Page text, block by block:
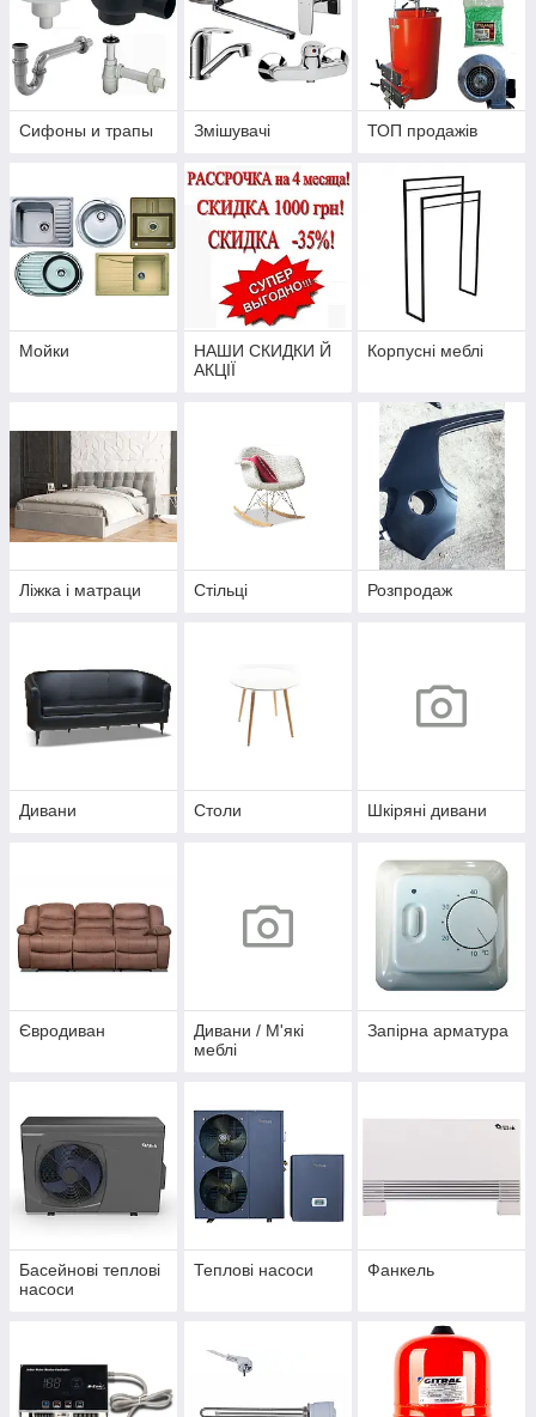
Сифоны и трапы Змішувачі ТОП продажів
Мойки
НАШИ СКИДКИ Й
АКЦІЇ
Корпусні меблі
Ліжка і матраци Стільці Розпродаж
Дивани Столи Шкіряні дивани
Євродиван
Дивани / М'які
меблі
Запірна арматура
Басейнові теплові
насоси
Теплові насоси Фанкель